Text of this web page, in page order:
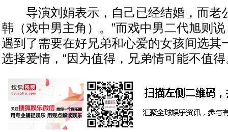
导演刘娟表示，自己已经结婚，而老
韩（戏中男主角）。”而戏中男二代旭则
遇到了需要在好兄弟和心爱的女孩间选其
选择爱情，“因为值得，兄弟情可能不值得